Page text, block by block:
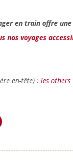
en train offre
nos voyages
en-tête) : les others